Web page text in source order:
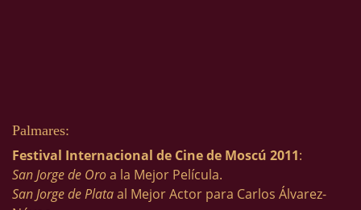
Palmares:
Festival Internacional de Cine de Moscú 2011:
San Jorge de Oroa la Mejor Película.
San Jorge de Plataal Mejor Actor para Carlos Álvarez-